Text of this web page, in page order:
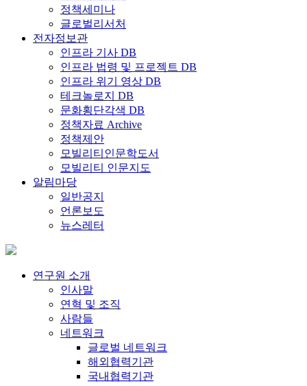
정책세미나
글로벌리서처
전자정보관
인프라 기사 DB
인프라 법령 및 프로젝트 DB
인프라 위기 영상 DB
테크놀로지 DB
문화횡단각색 DB
정책자료 Archive
정책제안
모빌리티인문학도서
모빌리티 인문지도
알림마당
일반공지
언론보도
뉴스레터
연구원 소개
인사말
연혁 및 조직
사람들
네트워크
글로벌 네트워크
해외협력기관
국내협력기관